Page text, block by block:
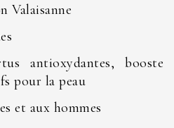
Valaisanne
antioxydantes, booste
pour la peau
et aux hommes